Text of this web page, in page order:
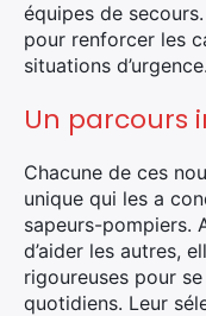
équipes de
pour renforcer les
situations d’urgence.
Un parcours
Chacune de ces
unique qui les a
sapeurs-pompiers.
d’aider les autres,
rigoureuses pour
quotidiens. Leur